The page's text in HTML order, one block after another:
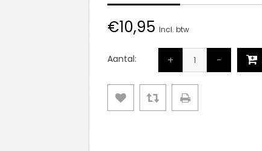
€10,95 Incl. btw
Aantal: + -